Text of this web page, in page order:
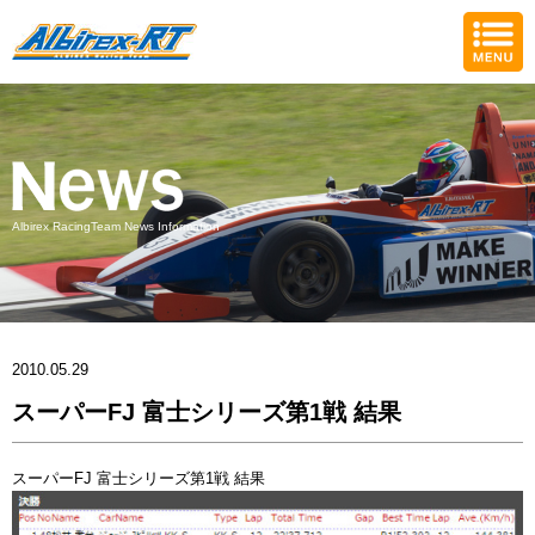
Albirex RacingTeam News Information
2010.05.29
スーパーFJ 富士シリーズ第1戦 結果
スーパーFJ 富士シリーズ第1戦 結果